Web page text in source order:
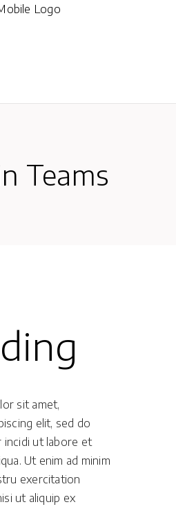
Teams
sit amet,
elit, sed do
incidi ut labore et
Ut enim ad minim
exercitation
ut aliquip ex